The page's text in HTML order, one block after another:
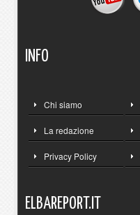
INFO
Chi siamo
La redazione
Privacy Policy
ELBAREPORT.IT